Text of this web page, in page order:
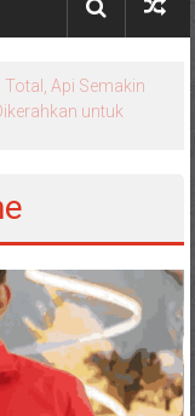
Api Semakin
untuk